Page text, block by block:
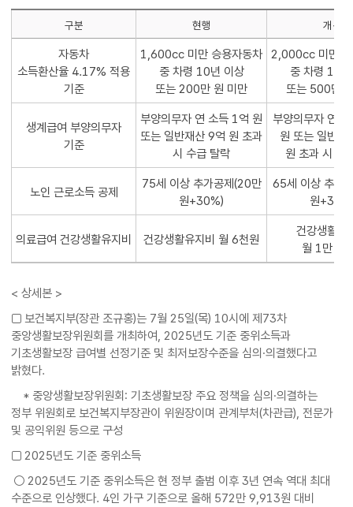
구분 현행 개선
자동차
소득환산율 4.17% 적용
기준
1,600cc 미만 승용자동차
중 차령 10년 이상
또는 200만 원 미만
2,000cc 미만 승
중 차령 10
또는 500만
생계급여 부양의무자
기준
부양의무자 연 소득 1억 원
또는 일반재산 9억 원 초과
시 수급 탈락
부양의무자 연
원 또는 일반재
원 초과 시 수
노인 근로소득 공제
75세 이상 추가공제(20만
원+30%)
65세 이상 추가
원
의료급여 건강생활유지비 건강생활유지비 월 6천원
건강생활유
월 1만 2
< 상세본 >
□ 보건복지부(장관 조규홍)는 7월 25일(목) 10시에 제73차
중앙생활보장위원회를 개최하여, 2025년도 기준 중위소득과
기초생활보장 급여별 선정기준 및 최저보장수준을 심의·의결했다고
밝혔다.
* 중앙생활보장위원회: 기초생활보장 주요 정책을 심의·의결하는
정부 위원회로 보건복지부장관이 위원장이며 관계부처(차관급), 전문가
및 공익위원 등으로 구성
□ 2025년도 기준 중위소득
○ 2025년도 기준 중위소득은 현 정부 출범 이후 3년 연속 역대 최대
수준으로 인상했다. 4인 가구 기준으로 올해 572만 9,913원 대비